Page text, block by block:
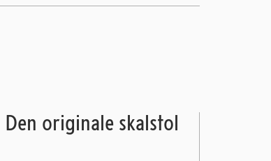
Den originale skalstol